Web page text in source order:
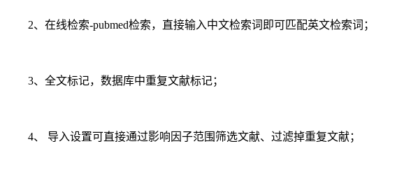
2、在线检索-pubmed检索，直接输入中文检索词即可匹配英文检索词；
3、全文标记，数据库中重复文献标记；
4、 导入设置可直接通过影响因子范围筛选文献、过滤掉重复文献；